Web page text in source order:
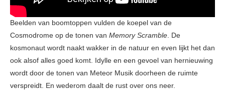
Beelden van boomtoppen vulden de koepel van de
Cosmodrome op de tonen van Memory Scramble. De
kosmonaut wordt naakt wakker in de natuur en even lijkt het dan
ook alsof alles goed komt. Idylle en een gevoel van hernieuwing
wordt door de tonen van Meteor Musik doorheen de ruimte
verspreidt. En wederom daalt de rust over ons neer.